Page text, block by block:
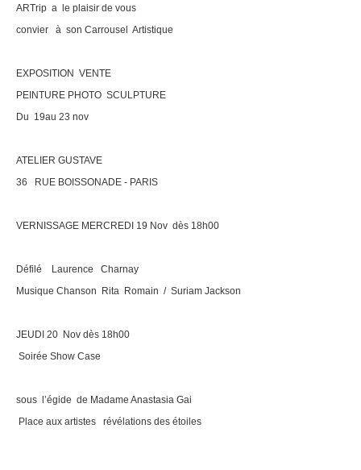
ARTrip a le plaisir de vous
convier à son Carrousel Artistique
EXPOSITION VENTE
PEINTURE PHOTO SCULPTURE
Du 19au 23 nov
ATELIER GUSTAVE
36 RUE BOISSONADE - PARIS
VERNISSAGE MERCREDI 19 Nov dès 18h00
Défilé Laurence Charnay
Musique Chanson Rita Romain / Suriam Jackson
JEUDI 20 Nov dès 18h00
Soirée Show Case
sous l’égide de Madame Anastasia Gai
Place aux artistes révélations des étoiles